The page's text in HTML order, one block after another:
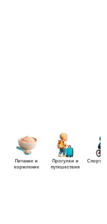
Питание и
кормление
Прогулки и
путешествия
Спорт и